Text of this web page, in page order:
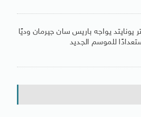
يونايتد يواجه باريس سان جيرمان وديًا
للموسم الجديد